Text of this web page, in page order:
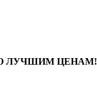
ЛУЧШИМ ЦЕНАМ!